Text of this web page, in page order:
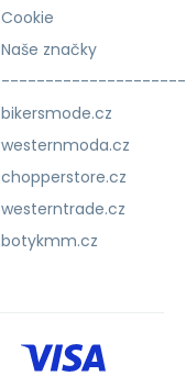
Cookie
Naše značky
bikersmode.cz
westernmoda.cz
chopperstore.cz
westerntrade.cz
botykmm.cz